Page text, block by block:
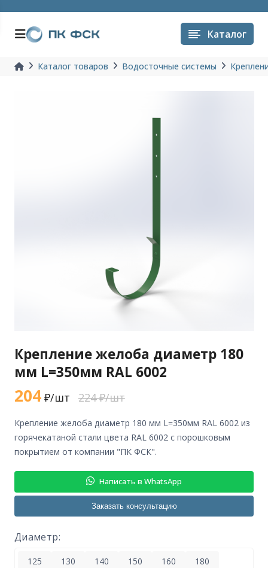
Каталог
Каталог товаров Водосточные системы
Крепление желоба диаметр 180
мм L=350мм RAL 6002
204₽/шт 224 ₽/шт
крепление желоба диаметр 180 мм L=350мм RAL 6002 из
горячекатаной стали цвета RAL 6002 с порошковым
покрытием от компании "ПК ФСК".
Написать в WhatsApp
Заказать консультацию
Диаметр:
125 130 140 150 160
180